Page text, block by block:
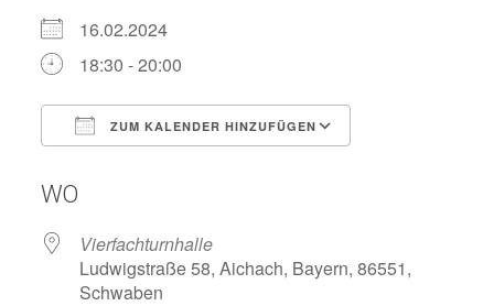
16.02.2024
18:30 - 20:00
ZUM KALENDER HINZUFÜGEN
WO
Vierfachturnhalle
Ludwigstraße 58, Aichach, Bayern, 86551,
Schwaben